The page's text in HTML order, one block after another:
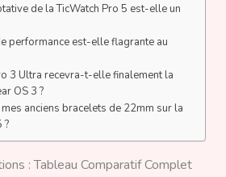
de la TicWatch Pro 5 est-elle un
performance est-elle flagrante au
3 Ultra recevra-t-elle finalement la
OS 3 ?
anciens bracelets de 22mm sur la
?
: Tableau Comparatif Complet